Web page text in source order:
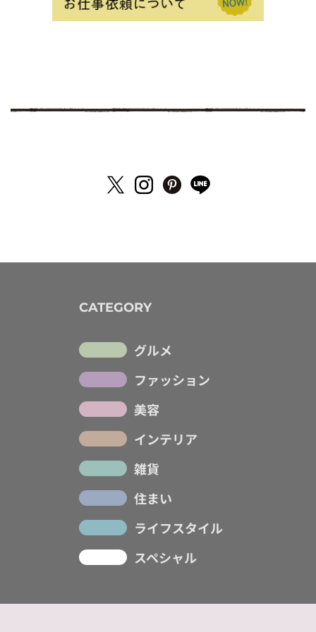
CATEGORY
グルメ
ファッション
美容
インテリア
雑貨
住まい
ライフスタイル
スペシャル